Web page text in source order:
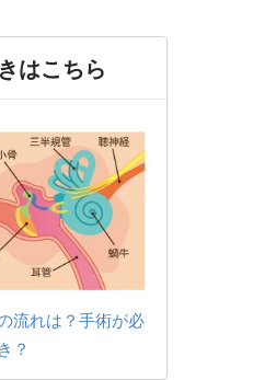
はこちら
流れは？手術が必
？